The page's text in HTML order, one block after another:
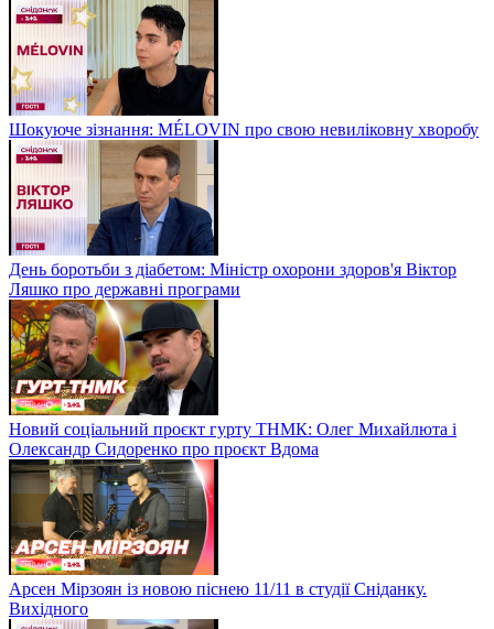
Шокуюче зізнання: MÉLOVIN про свою невиліковну хворобу
День боротьби з діабетом: Міністр охорони здоров'я Віктор
Ляшко про державні програми
Новий соціальний проєкт гурту ТНМК: Олег Михайлюта і
Олександр Сидоренко про проєкт Вдома
Арсен Мірзоян із новою піснею 11/11 в студії Сніданку.
Вихідного